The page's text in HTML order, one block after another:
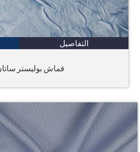
التفاصيل
قماش بوليستر